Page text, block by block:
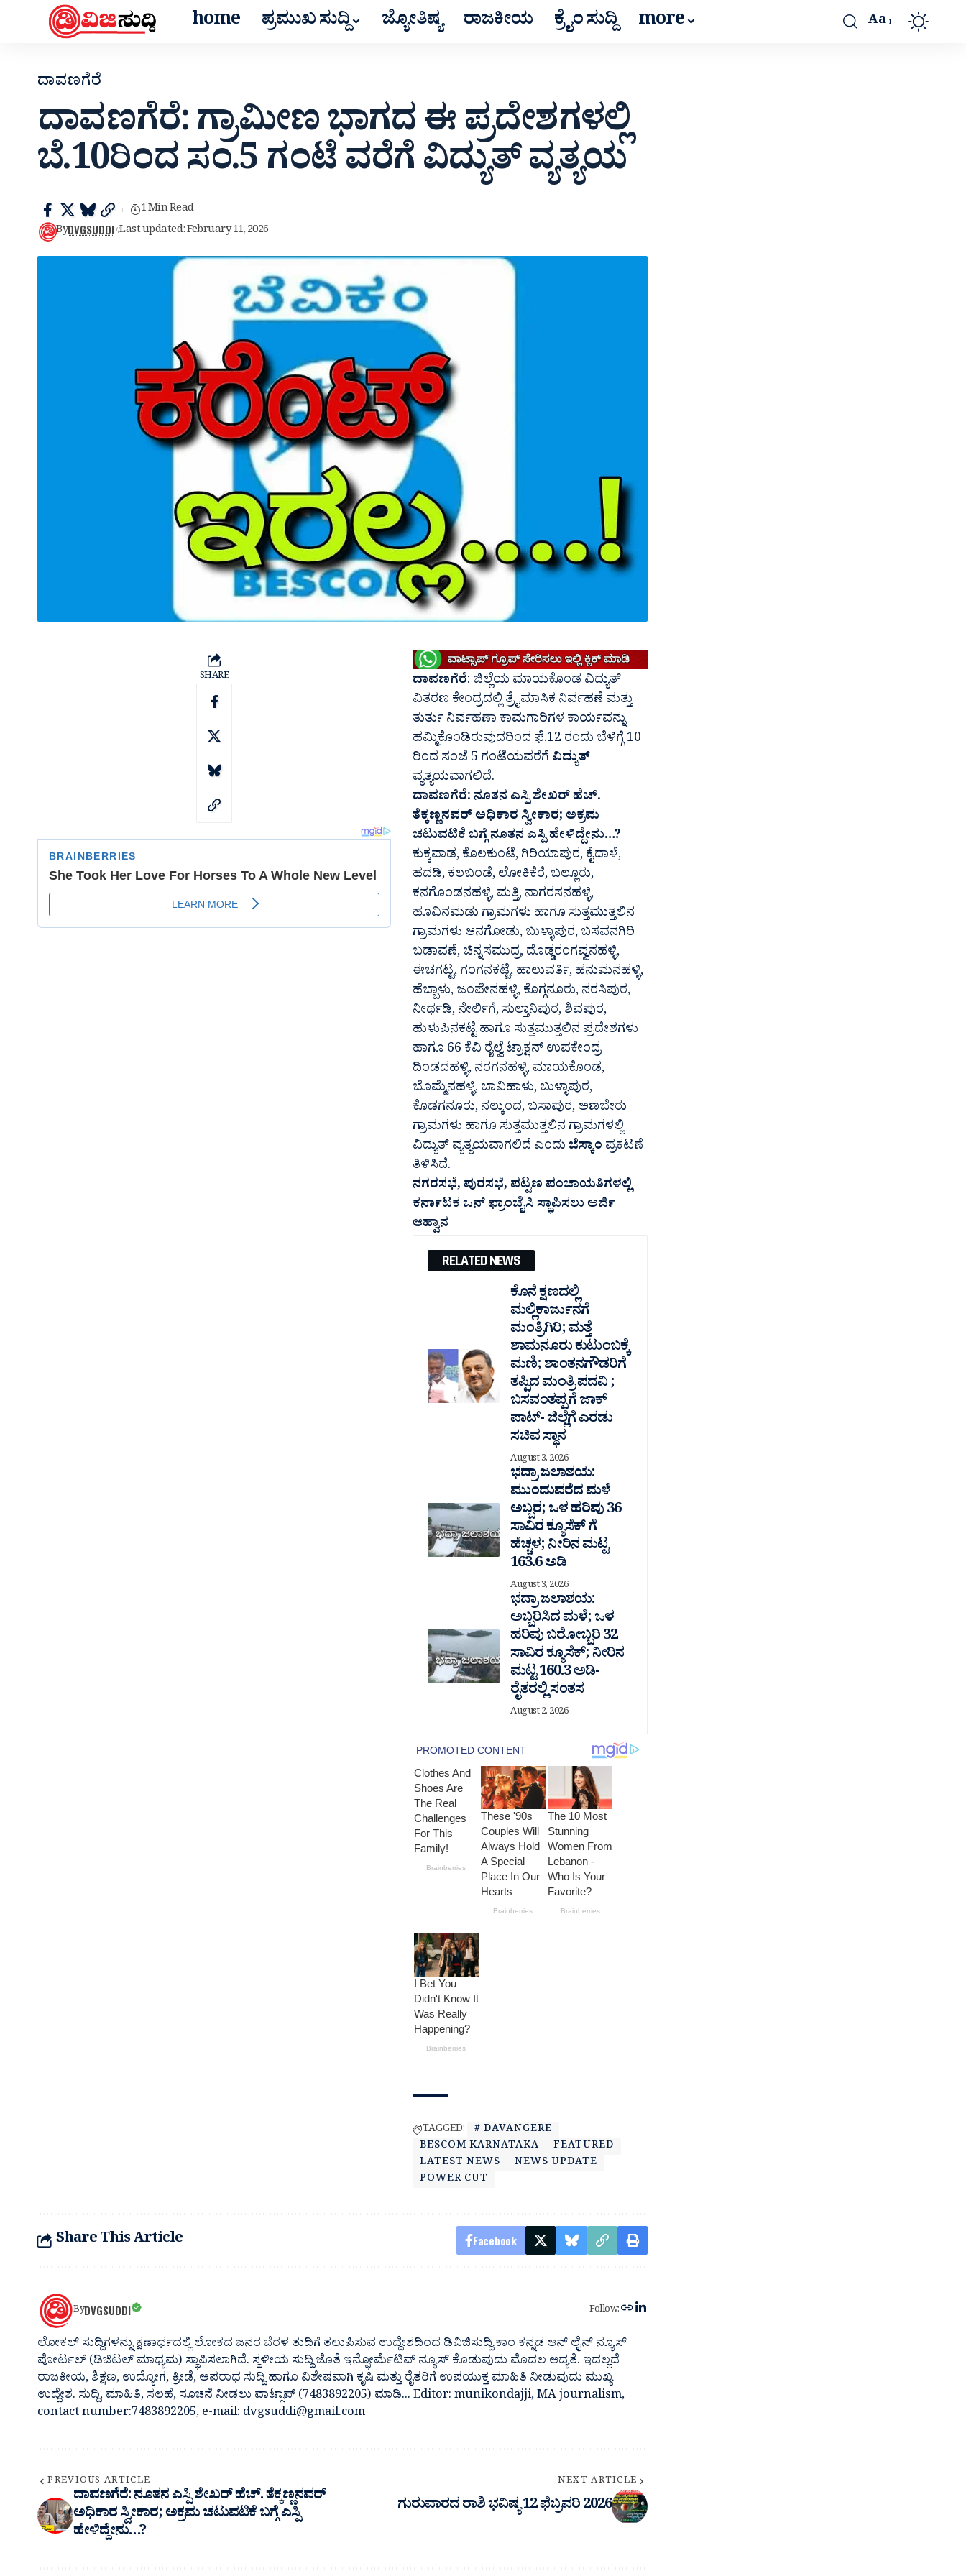
home ಪ್ರಮುಖ ಸುದ್ದಿ ಜ್ಯೋತಿಷ್ಯ ರಾಜಕೀಯ ಕ್ರೈಂ ಸುದ್ದಿ more Aa
ದಾವಣಗೆರೆ
ದಾವಣಗೆರೆ: ಗ್ರಾಮೀಣ ಭಾಗದ ಈ ಪ್ರದೇಶಗಳಲ್ಲಿ
ಬೆ‌.10ರಿಂದ ಸಂ.5 ಗಂಟೆ ವರೆಗೆ ವಿದ್ಯುತ್ ವ್ಯತ್ಯಯ
ByDVGSUDDI Last updated: February 11, 2026
1 Min Read
SHARE ದಾವಣಗೆರೆ: ಜಿಲ್ಲೆಯ ಮಾಯಕೊಂಡ ವಿದ್ಯುತ್
ವಿತರಣ ಕೇಂದ್ರದಲ್ಲಿ ತ್ರೈಮಾಸಿಕ ನಿರ್ವಹಣೆ ಮತ್ತು
ತುರ್ತು ನಿರ್ವಹಣಾ ಕಾಮಗಾರಿಗಳ ಕಾರ್ಯವನ್ನು
ಹಮ್ಮಿಕೊಂಡಿರುವುದರಿಂದ ಫೆ.12 ರಂದು ಬೆಳಿಗ್ಗೆ 10
ರಿಂದ ಸಂಜೆ 5 ಗಂಟೆಯವರೆಗೆವಿದ್ಯುತ್
ವ್ಯತ್ಯಯವಾಗಲಿದೆ.
ದಾವಣಗೆರೆ: ನೂತನ ಎಸ್ಪಿ ಶೇಖರ್ ಹೆಚ್.
ತೆಕ್ಕಣ್ಣನವರ್ ಅಧಿಕಾರ ಸ್ವೀಕಾರ; ಅಕ್ರಮ
ಚಟುವಟಿಕೆ ಬಗ್ಗೆ ನೂತನ ಎಸ್ಪಿ ಹೇಳಿದ್ದೇನು…?
ಕುಕ್ಕವಾಡ, ಕೊಲಕುಂಟೆ, ಗಿರಿಯಾಪುರ, ಕೈದಾಳೆ,
ಹದಡಿ, ಕಲಬಂಡೆ, ಲೋಕಿಕೆರೆ, ಬಲ್ಲೂರು,
ಕನಗೊಂಡನಹಳ್ಳಿ, ಮತ್ತಿ, ನಾಗರಸನಹಳ್ಳಿ,
ಹೂವಿನಮಡು ಗ್ರಾಮಗಳು ಹಾಗೂ ಸುತ್ತಮುತ್ತಲಿನ
ಗ್ರಾಮಗಳು ಆನಗೋಡು, ಬುಳ್ಳಾಪುರ, ಬಸವನಗಿರಿ
ಬಡಾವಣೆ, ಚಿನ್ನಸಮುದ್ರ, ದೊಡ್ಡರಂಗವ್ವನಹಳ್ಳಿ,
ಈಚಗಟ್ಟ, ಗಂಗನಕಟ್ಟೆ, ಹಾಲುವರ್ತಿ, ಹನುಮನಹಳ್ಳಿ,
ಹೆಬ್ಬಾಳು, ಜಂಪೇನಹಳ್ಳಿ, ಕೊಗ್ಗನೂರು, ನರಸಿಪುರ,
ನೀರ್ಥಡಿ, ನೇರ್ಲಿಗೆ, ಸುಲ್ತಾನಿಪುರ, ಶಿವಪುರ,
ಹುಳುಪಿನಕಟ್ಟೆ ಹಾಗೂ ಸುತ್ತಮುತ್ತಲಿನ ಪ್ರದೇಶಗಳು
ಹಾಗೂ 66 ಕೆವಿ ರೈಲ್ವೆ ಟ್ರಾಕ್ಷನ್ ಉಪಕೇಂದ್ರ
ದಿಂಡದಹಳ್ಳಿ, ನರಗನಹಳ್ಳಿ, ಮಾಯಕೊಂಡ,
ಬೊಮ್ಮೆನಹಳ್ಳಿ, ಬಾವಿಹಾಳು, ಬುಳ್ಳಾಪುರ,
ಕೊಡಗನೂರು, ನಲ್ಕುಂದ, ಬಸಾಪುರ, ಅಣಬೇರು
ಗ್ರಾಮಗಳು ಹಾಗೂ ಸುತ್ತಮುತ್ತಲಿನ ಗ್ರಾಮಗಳಲ್ಲಿ
ವಿದ್ಯುತ್ ವ್ಯತ್ಯಯವಾಗಲಿದೆ ಎಂದು ಬೆಸ್ಕಾಂ ಪ್ರಕಟಣೆ
ತಿಳಿಸಿದೆ.
ನಗರಸಭೆ, ಪುರಸಭೆ,‌ ಪಟ್ಟಣ ಪಂಚಾಯತಿಗಳಲ್ಲಿ
ಕರ್ನಾಟಕ ಒನ್ ಫ್ರಾಂಚೈಸಿ ಸ್ಥಾಪಿಸಲು ಅರ್ಜಿ
ಆಹ್ವಾನ
RELATED NEWS
ಕೊನೆ ಕ್ಷಣದಲ್ಲಿ
ಮಲ್ಲಿಕಾರ್ಜುನಗೆ
ಮಂತ್ರಿಗಿರಿ; ಮತ್ತೆ
ಶಾಮನೂರು ಕುಟುಂಬಕ್ಕೆ
ಮಣಿ; ಶಾಂತನಗೌಡರಿಗೆ
ತಪ್ಪಿದ ಮಂತ್ರಿ ಪದವಿ ;
ಬಸವಂತಪ್ಪಗೆ ಜಾಕ್
ಪಾಟ್- ಜಿಲ್ಲೆಗೆ ಎರಡು
ಸಚಿವ ಸ್ಥಾನ
August 3, 2026
ಭದ್ರಾ ಜಲಾಶಯ:
ಮುಂದುವರೆದ ಮಳೆ
ಅಬ್ಬರ; ಒಳ ಹರಿವು 36
ಸಾವಿರ‌ ಕ್ಯೂಸೆಕ್ ಗೆ
ಹೆಚ್ಚಳ; ನೀರಿನ ಮಟ್ಟ
163.6 ಅಡಿ
August 3, 2026
ಭದ್ರಾ ಜಲಾಶಯ:
ಅಬ್ಬರಿಸಿದ ಮಳೆ; ಒಳ
ಹರಿವು ಬರೋಬ್ಬರಿ 32
ಸಾವಿರ‌ ಕ್ಯೂಸೆಕ್; ನೀರಿನ
ಮಟ್ಟ 160.3 ಅಡಿ-
ರೈತರಲ್ಲಿ ಸಂತಸ
August 2, 2026
TAGGED:
# DAVANGERE
BESCOM KARNATAKA
FEATURED
LATEST NEWS
NEWS UPDATE
POWER CUT
Share This Article Facebook
ByDVGSUDDI Follow:
ಲೋಕಲ್ ಸುದ್ದಿಗಳನ್ನು ಕ್ಷಣಾರ್ಧದಲ್ಲಿ ಲೋಕದ ಜನರ ಬೆರಳ ತುದಿಗೆ ತಲುಪಿಸುವ ಉದ್ದೇಶದಿಂದ ಡಿವಿಜಿಸುದ್ದಿ.ಕಾಂ ಕನ್ನಡ ಆನ್ ಲೈನ್ ನ್ಯೂಸ್
ಪೋರ್ಟಲ್ (ಡಿಜಿಟಲ್ ಮಾಧ್ಯಮ) ಸ್ಥಾಪಿಸಲಾಗಿದೆ. ಸ್ಥಳೀಯ ಸುದ್ದಿ ಜೊತೆ ಇನ್ಫೋರ್ಮೆಟಿವ್ ನ್ಯೂಸ್ ಕೊಡುವುದು ಮೊದಲ ಆದ್ಯತೆ. ಇದಲ್ಲದೆ
ರಾಜಕೀಯ, ಶಿಕ್ಷಣ, ಉದ್ಯೋಗ, ಕ್ರೀಡೆ, ಅಪರಾಧ ಸುದ್ದಿ ಹಾಗೂ ವಿಶೇಷವಾಗಿ ಕೃಷಿ ಮತ್ತು ರೈತರಿಗೆ ಉಪಯುಕ್ತ ಮಾಹಿತಿ ನೀಡುವುದು ಮುಖ್ಯ
ಉದ್ದೇಶ. ಸುದ್ದಿ, ಮಾಹಿತಿ, ಸಲಹೆ, ಸೂಚನೆ ನೀಡಲು ವಾಟ್ಸಾಪ್ (7483892205) ಮಾಡಿ... Editor: munikondajji, MA journalism,
contact number:7483892205, e-mail: dvgsuddi@gmail.com
PREVIOUS ARTICLE
ದಾವಣಗೆರೆ: ನೂತನ ಎಸ್ಪಿ ಶೇಖರ್ ಹೆಚ್. ತೆಕ್ಕಣ್ಣನವರ್
ಅಧಿಕಾರ ಸ್ವೀಕಾರ; ಅಕ್ರಮ ಚಟುವಟಿಕೆ ಬಗ್ಗೆ ಎಸ್ಪಿ
ಹೇಳಿದ್ದೇನು…?
NEXT ARTICLE
ಗುರುವಾರದ ರಾಶಿ ಭವಿಷ್ಯ 12 ಫೆಬ್ರವರಿ 2026